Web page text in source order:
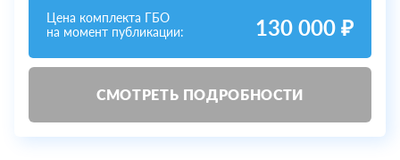
Цена комплекта ГБО
на момент публикации:
130 000 ₽
СМОТРЕТЬ ПОДРОБНОСТИ